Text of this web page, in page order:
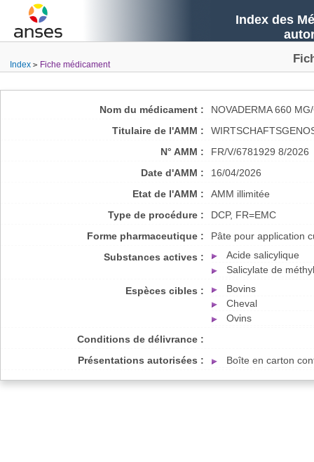
Index des
Index Fiche médicament
Nom du médicament :
NOVADERMA 660
Titulaire de l'AMM :
N° AMM :
FR/V/6781929 8/2026
Date d'AMM :
16/04/2026
Etat de l'AMM :
AMM illimitée
Type de procédure :
DCP, FR=EMC
Forme pharmaceutique :
Pâte pour application
Substances actives :
Acide salicylique
Salicylate de
Espèces cibles :
Bovins
Cheval
Ovins
Conditions de délivrance :
Présentations autorisées :
Boîte en carton